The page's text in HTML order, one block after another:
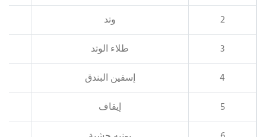
2
وتد
3
طلاء الوتد
4
إسفين البندق
5
إيقاف